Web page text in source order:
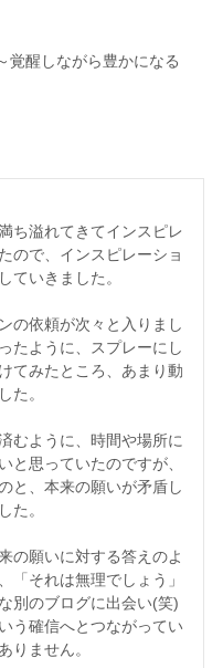
覚醒しながら豊かになる
ち溢れてきてインスピレ
ので、インスピレーショ
ていきました。
の依頼が次々と入りまし
たように、スプレーにし
てみたところ、あまり動
た。
むように、時間や場所に
と思っていたのですが、
と、本来の願いが矛盾し
た。
の願いに対する答えのよ
「それは無理でしょう」
別のブログに出会い(笑)
う確信へとつながってい
りません。